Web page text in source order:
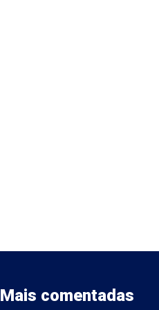
Mais comentadas